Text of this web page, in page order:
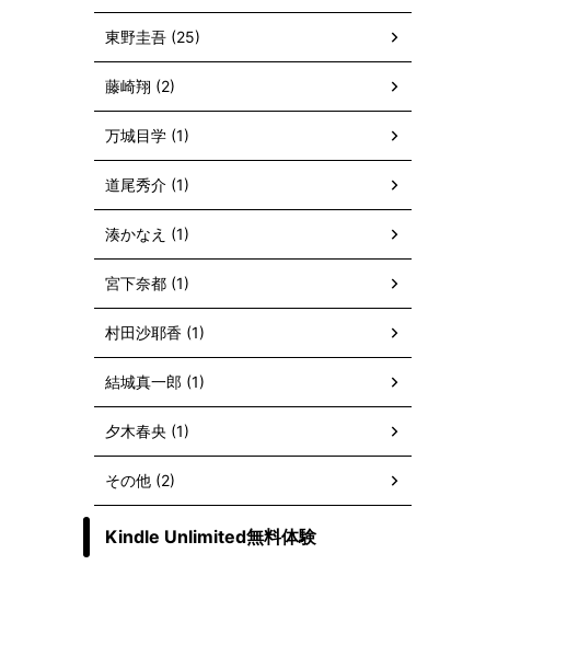
東野圭吾 (25)
藤崎翔 (2)
万城目学 (1)
道尾秀介 (1)
湊かなえ (1)
宮下奈都 (1)
村田沙耶香 (1)
結城真一郎 (1)
夕木春央 (1)
その他 (2)
Kindle Unlimited無料体験